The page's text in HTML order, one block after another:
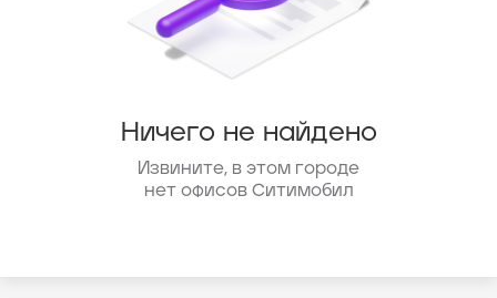
Ничего не найдено
Извините, в этом городе
нет офисов Ситимобил